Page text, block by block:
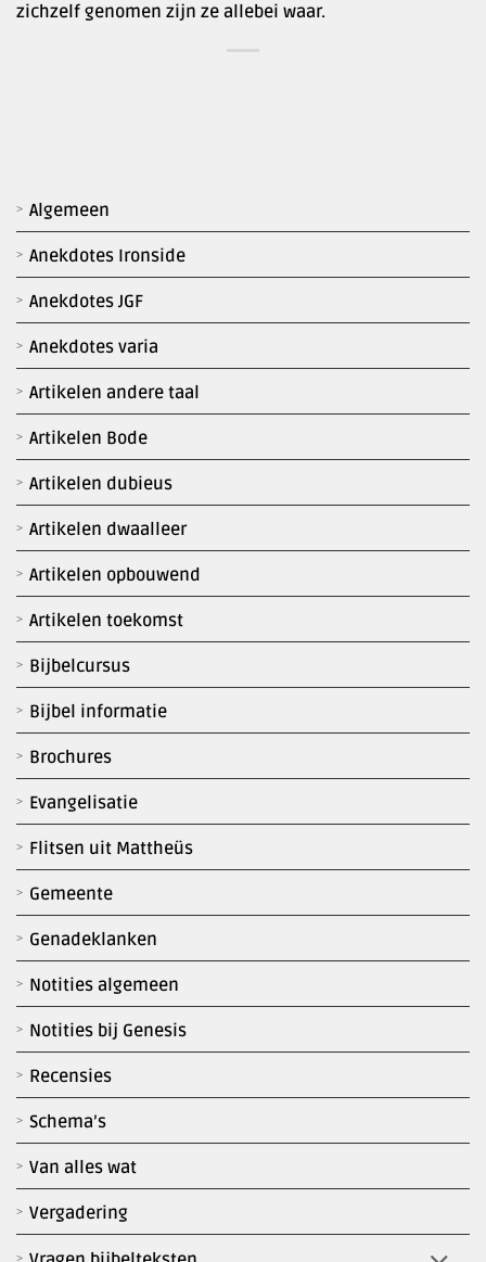
Algemeen
Anekdotes Ironside
Anekdotes JGF
Anekdotes varia
Artikelen andere taal
Artikelen Bode
Artikelen dubieus
Artikelen dwaalleer
Artikelen opbouwend
Artikelen toekomst
Bijbelcursus
Bijbel informatie
Brochures
Evangelisatie
Flitsen uit Mattheüs
Gemeente
Genadeklanken
Notities algemeen
Notities bij Genesis
Recensies
Schema’s
Van alles wat
Vergadering
zichzelf genomen zijn ze allebei waar.